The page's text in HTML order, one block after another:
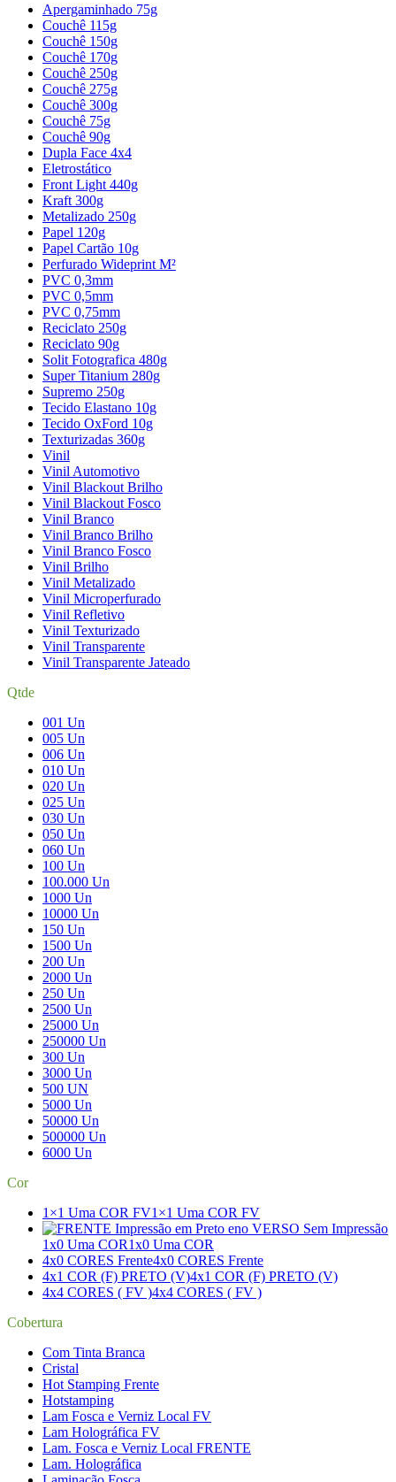
Apergaminhado 75g
Couchê 115g
Couchê 150g
Couchê 170g
Couchê 250g
Couchê 275g
Couchê 300g
Couchê 75g
Couchê 90g
Dupla Face 4x4
Eletrostático
Front Light 440g
Kraft 300g
Metalizado 250g
Papel 120g
Papel Cartão 10g
Perfurado Wideprint M²
PVC 0,3mm
PVC 0,5mm
PVC 0,75mm
Reciclato 250g
Reciclato 90g
Solit Fotografica 480g
Super Titanium 280g
Supremo 250g
Tecido Elastano 10g
Tecido OxFord 10g
Texturizadas 360g
Vinil
Vinil Automotivo
Vinil Blackout Brilho
Vinil Blackout Fosco
Vinil Branco
Vinil Branco Brilho
Vinil Branco Fosco
Vinil Brilho
Vinil Metalizado
Vinil Microperfurado
Vinil Refletivo
Vinil Texturizado
Vinil Transparente
Vinil Transparente Jateado
Qtde
001 Un
005 Un
006 Un
010 Un
020 Un
025 Un
030 Un
050 Un
060 Un
100 Un
100.000 Un
1000 Un
10000 Un
150 Un
1500 Un
200 Un
2000 Un
250 Un
2500 Un
25000 Un
250000 Un
300 Un
3000 Un
500 UN
5000 Un
50000 Un
500000 Un
6000 Un
Cor
1×1 Uma COR FV1×1 Uma COR FV
1x0 Uma COR1x0 Uma COR
4x0 CORES Frente4x0 CORES Frente
4x1 COR (F) PRETO (V)4x1 COR (F) PRETO (V)
4x4 CORES ( FV )4x4 CORES ( FV )
Cobertura
Com Tinta Branca
Cristal
Hot Stamping Frente
Hotstamping
Lam Fosca e Verniz Local FV
Lam Holográfica FV
Lam. Fosca e Verniz Local FRENTE
Lam. Holográfica